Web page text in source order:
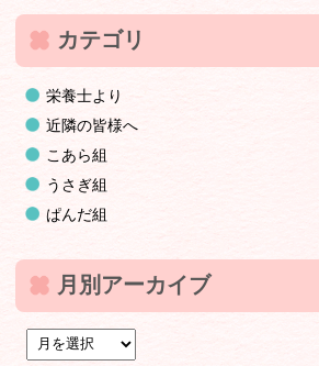
カテゴリ
栄養士より
近隣の皆様へ
こあら組
うさぎ組
ぱんだ組
月別アーカイブ